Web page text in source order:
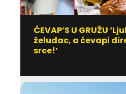
ĆEVAP’S U GRUŽU
želudac, a ćevapi
srce!’